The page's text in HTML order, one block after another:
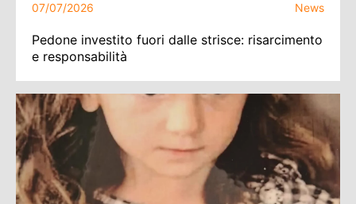
07/07/2026 News
Pedone investito fuori dalle strisce: risarcimento
e responsabilità